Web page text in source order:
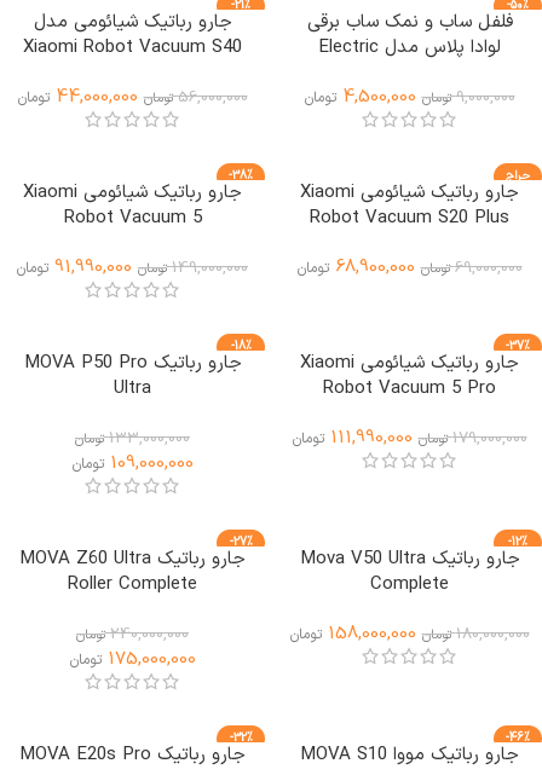
-50%
فلفل ساب و نمک ساب برقی
لوادا پلاس مدل Electric
9,000,000 تومان 4,500,000 تومان
-21%
جارو رباتیک شیائومی مدل
Xiaomi Robot Vacuum S40
56,000,000 تومان 44,000,000 تومان
حراج
جارو رباتیک شیائومی Xiaomi
Robot Vacuum S20 Plus
69,000,000 تومان 68,900,000 تومان
-38%
جارو رباتیک شیائومی Xiaomi
Robot Vacuum 5
149,000,000 تومان 91,990,000 تومان
-37%
ویژه
جارو رباتیک شیائومی Xiaomi
Robot Vacuum 5 Pro
179,000,000 تومان 111,990,000 تومان
-18%
جارو رباتیک MOVA P50 Pro
Ultra
133,000,000 تومان
109,000,000 تومان
-12%
جارو رباتیک Mova V50 Ultra
Complete
180,000,000 تومان 158,000,000 تومان
-27%
ویژه
جارو رباتیک MOVA Z60 Ultra
Roller Complete
240,000,000 تومان
175,000,000 تومان
-46%
جارو رباتیک مووا MOVA S10
-32%
ویژه
جارو رباتیک MOVA E20s Pro